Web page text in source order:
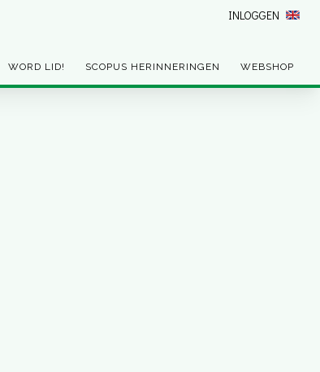
INLOGGEN
WORD LID! SCOPUS HERINNERINGEN WEBSHOP